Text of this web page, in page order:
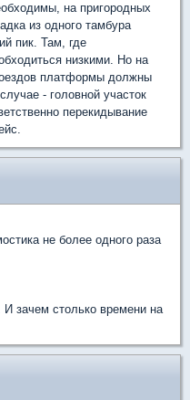
на пригородных
из одного тамбура
пик. Там, где
низкими. Но на
платформы должны
- головной участок
перекидывание
не более одного раза
И зачем столько времени на